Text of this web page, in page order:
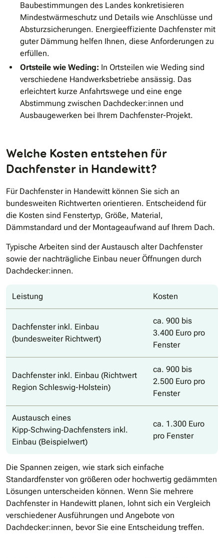
Baubestimmungen des Landes konkretisieren
Mindestwärmeschutz und Details wie Anschlüsse und
Absturzsicherungen. Energieeffiziente Dachfenster mit
guter Dämmung helfen Ihnen, diese Anforderungen zu
erfüllen.
Ortsteile wie Weding: In Ortsteilen wie Weding sind
verschiedene Handwerksbetriebe ansässig. Das
erleichtert kurze Anfahrtswege und eine enge
Abstimmung zwischen Dachdecker:innen und
Ausbaugewerken bei Ihrem Dachfenster-Projekt.
Welche Kosten entstehen für
Dachfenster in Handewitt?
Für Dachfenster in Handewitt können Sie sich an
bundesweiten Richtwerten orientieren. Entscheidend für
die Kosten sind Fenstertyp, Größe, Material,
Dämmstandard und der Montageaufwand auf Ihrem Dach.
Typische Arbeiten sind der Austausch alter Dachfenster
sowie der nachträgliche Einbau neuer Öffnungen durch
Dachdecker:innen.
Leistung Kosten
Dachfenster inkl. Einbau
(bundesweiter Richtwert)
ca. 900 bis
3.400 Euro pro
Fenster
Dachfenster inkl. Einbau (Richtwert
Region Schleswig-Holstein)
ca. 900 bis
2.500 Euro pro
Fenster
Austausch eines
Kipp‑Schwing‑Dachfensters inkl.
Einbau (Beispielwert)
ca. 1.300 Euro
pro Fenster
Die Spannen zeigen, wie stark sich einfache
Standardfenster von größeren oder hochwertig gedämmten
Lösungen unterscheiden können. Wenn Sie mehrere
Dachfenster in Handewitt planen, lohnt sich ein Vergleich
verschiedener Ausführungen und Angebote von
Dachdecker:innen, bevor Sie eine Entscheidung treffen.